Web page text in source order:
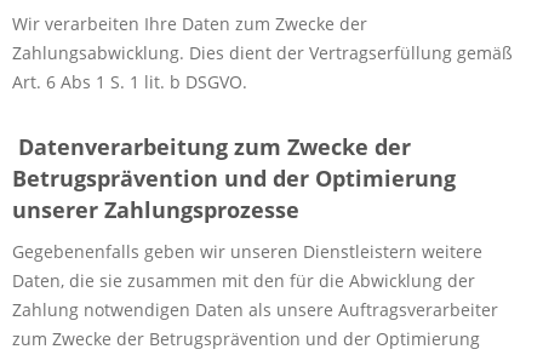
Wir verarbeiten Ihre Daten zum Zwecke der
Zahlungsabwicklung. Dies dient der Vertragserfüllung gemäß
Art. 6 Abs 1 S. 1 lit. b DSGVO.
Datenverarbeitung zum Zwecke der
Betrugsprävention und der Optimierung
unserer Zahlungsprozesse
Gegebenenfalls geben wir unseren Dienstleistern weitere
Daten, die sie zusammen mit den für die Abwicklung der
Zahlung notwendigen Daten als unsere Auftragsverarbeiter
zum Zwecke der Betrugsprävention und der Optimierung